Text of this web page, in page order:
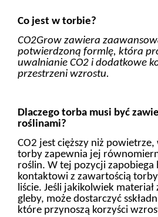
Co jest w torbie?
CO2Grow zawiera
potwierdzoną formlę, która
uwalnianie CO2 i dodatkowe
przestrzeni wzrostu.
Dlaczego torba musi być
roślinami?
CO2 jest cięższy niż powietrze,
torby zapewnia jej
roślin. W tej pozycji zapobiega
kontaktowi z zawartością
liście. Jeśli jakikolwiek
gleby, może dostarczyć
które przynoszą korzyści